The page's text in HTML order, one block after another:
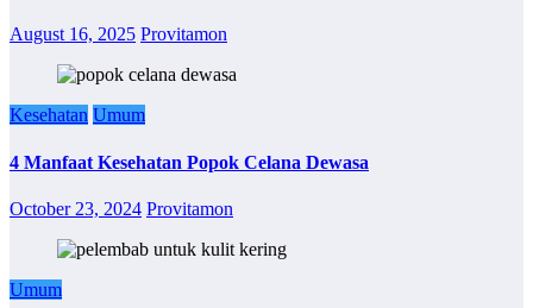
August 16, 2025 Provitamon
Kesehatan Umum
4 Manfaat Kesehatan Popok Celana Dewasa
October 23, 2024 Provitamon
Umum